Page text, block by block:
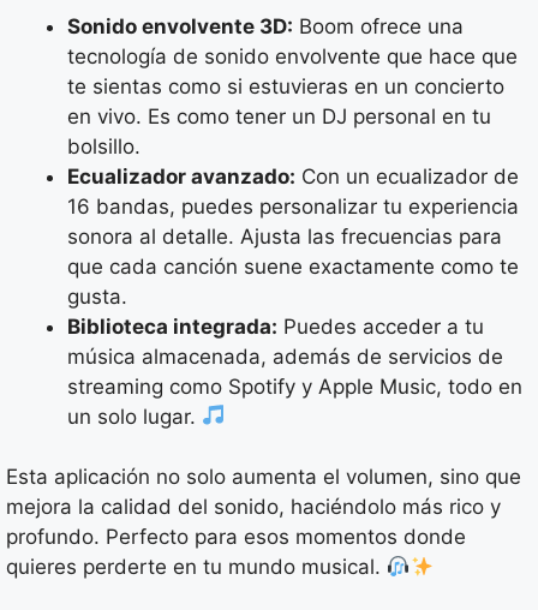
Sonido envolvente 3D: Boom ofrece una
tecnología de sonido envolvente que hace que
te sientas como si estuvieras en un concierto
en vivo. Es como tener un DJ personal en tu
bolsillo.
Ecualizador avanzado: Con un ecualizador de
16 bandas, puedes personalizar tu experiencia
sonora al detalle. Ajusta las frecuencias para
que cada canción suene exactamente como te
gusta.
Biblioteca integrada: Puedes acceder a tu
música almacenada, además de servicios de
streaming como Spotify y Apple Music, todo en
un solo lugar.
Esta aplicación no solo aumenta el volumen, sino que
mejora la calidad del sonido, haciéndolo más rico y
profundo. Perfecto para esos momentos donde
quieres perderte en tu mundo musical.